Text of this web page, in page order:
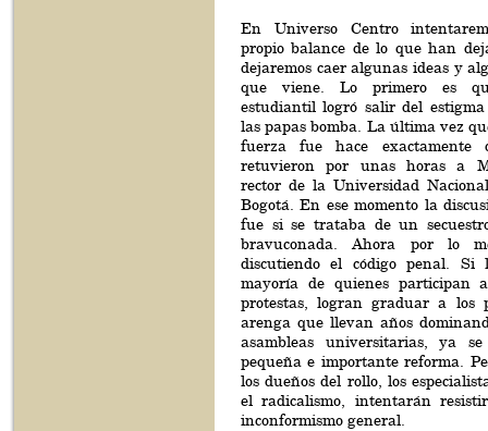
En Universo Centro
propio balance de lo que han
dejaremos caer algunas ideas y
que viene. Lo primero es
estudiantil logró salir del
las papas bomba. La última vez
fuerza fue hace exactamente
retuvieron por unas horas a
rector de la Universidad
Bogotá. En ese momento la
fue si se trataba de un
bravuconada. Ahora por lo
discutiendo el código penal. Si
mayoría de quienes participan
protestas, logran graduar a los
arenga que llevan años
asambleas universitarias, ya
pequeña e importante reforma.
los dueños del rollo, los
el radicalismo, intentarán
inconformismo general.